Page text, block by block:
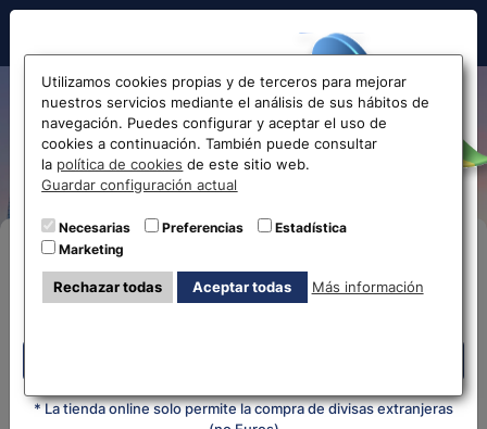
Hola!
Antes de acceder
la web...
Selecciona tu oficina más
cercana
* La tienda online solo permite la compra de divisas extranjeras
De Yen Japonés a Euro JPY-
EUR
Compra Online
quieres?
Utilizamos cookies propias y de terceros para mejorar
nuestros servicios mediante el análisis de sus hábitos de
navegación. Puedes configurar y aceptar el uso de
cookies a continuación. También puede consultar
la política de cookies de este sitio web.
Guardar configuración actual
Necesarias Preferencias
Estadística
Marketing
Rechazar todas Aceptar todas Más información